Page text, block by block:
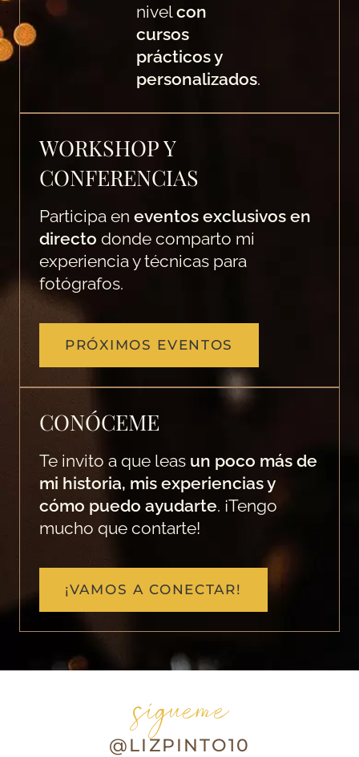
nivelcon
cursos
prácticos y
personalizados.
WORKSHOP Y
CONFERENCIAS
Participa en eventos exclusivos en
directo donde comparto mi
experiencia y técnicas para
fotógrafos.
PRÓXIMOS EVENTOS
CONÓCEME
Te invito a que leas un poco más de
mi historia, mis experiencias y
cómo puedo ayudarte. ¡Tengo
mucho que contarte!
¡VAMOS A CONECTAR!
sígueme
@LIZPINTO10